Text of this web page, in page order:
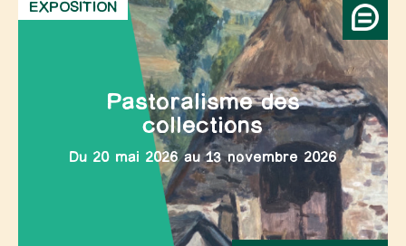
Pastoralisme des
collections
Du 20 mai 2026 au 13 novembre 2026
EXPOSITION